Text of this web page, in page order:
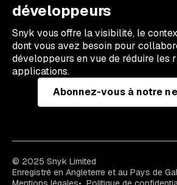
développeurs
Snyk vous offre la visibilité, le
dont vous avez besoin pour
développeurs en vue de réduire les
applications.
Abonnez-vous à notre
© 2025 Snyk Limited
Enregistré en Angleterre et au Pays de